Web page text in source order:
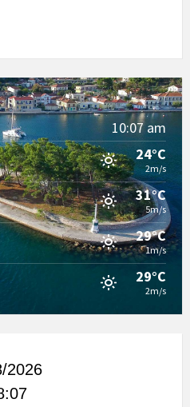
10:07 am
24°C
2m/s
31°C
5m/s
29°C
1m/s
29°C
2m/s
2026